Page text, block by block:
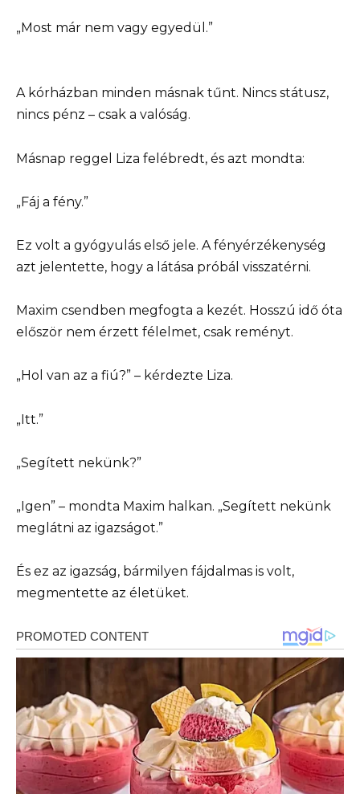
„Most már nem vagy egyedül.”
A kórházban minden másnak tűnt. Nincs státusz,
nincs pénz – csak a valóság.
Másnap reggel Liza felébredt, és azt mondta:
„Fáj a fény.”
Ez volt a gyógyulás első jele. A fényérzékenység
azt jelentette, hogy a látása próbál visszatérni.
Maxim csendben megfogta a kezét. Hosszú idő óta
először nem érzett félelmet, csak reményt.
„Hol van az a fiú?” – kérdezte Liza.
„Itt.”
„Segített nekünk?”
„Igen” – mondta Maxim halkan. „Segített nekünk
meglátni az igazságot.”
És ez az igazság, bármilyen fájdalmas is volt,
megmentette az életüket.